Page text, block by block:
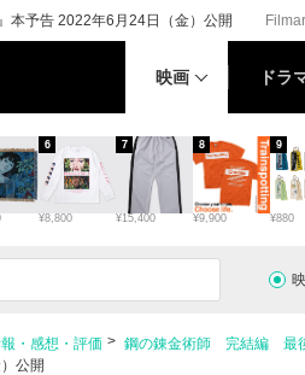
予告 2022年6月24日（金）公開
映画 ドラ
¥8,800
6
¥15,400
7
¥9,900
8
¥880
9
・感想・評価 鋼の錬金術師 完結編 最
公開